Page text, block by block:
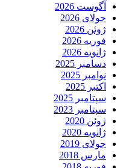
آگوست 2026
جولای 2026
ژوئن 2026
فوریه 2026
ژانویه 2026
دسامبر 2025
نوامبر 2025
اکتبر 2025
سپتامبر 2025
سپتامبر 2023
ژوئن 2020
ژانویه 2020
جولای 2019
مارس 2018